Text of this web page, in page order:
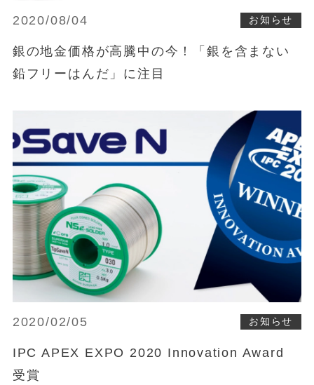
2020/08/04 お知らせ
銀の地金価格が高騰中の今！「銀を含まない
鉛フリーはんだ」に注目
2020/02/05 お知らせ
IPC APEX EXPO 2020 Innovation Award
受賞